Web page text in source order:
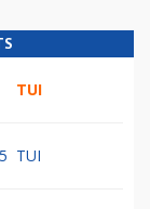
TUI
TUI